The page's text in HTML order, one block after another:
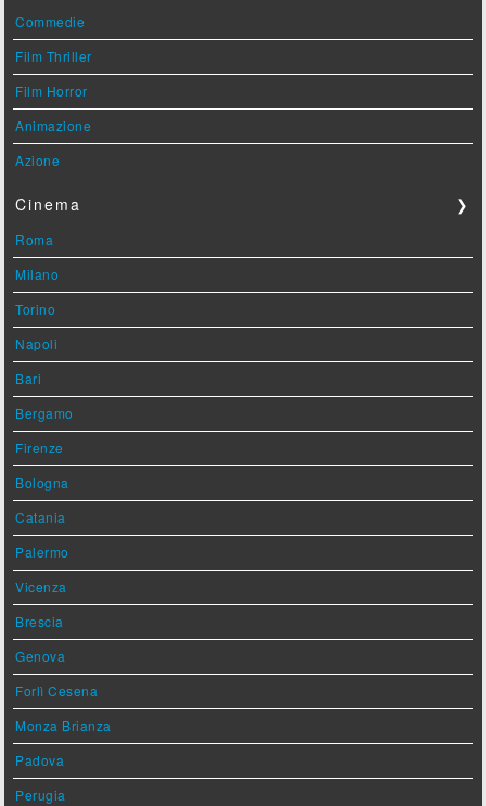
Commedie
Film Thriller
Film Horror
Animazione
Azione
Cinema ❯
Roma
Milano
Torino
Napoli
Bari
Bergamo
Firenze
Bologna
Catania
Palermo
Vicenza
Brescia
Genova
Forlì Cesena
Monza Brianza
Padova
Perugia